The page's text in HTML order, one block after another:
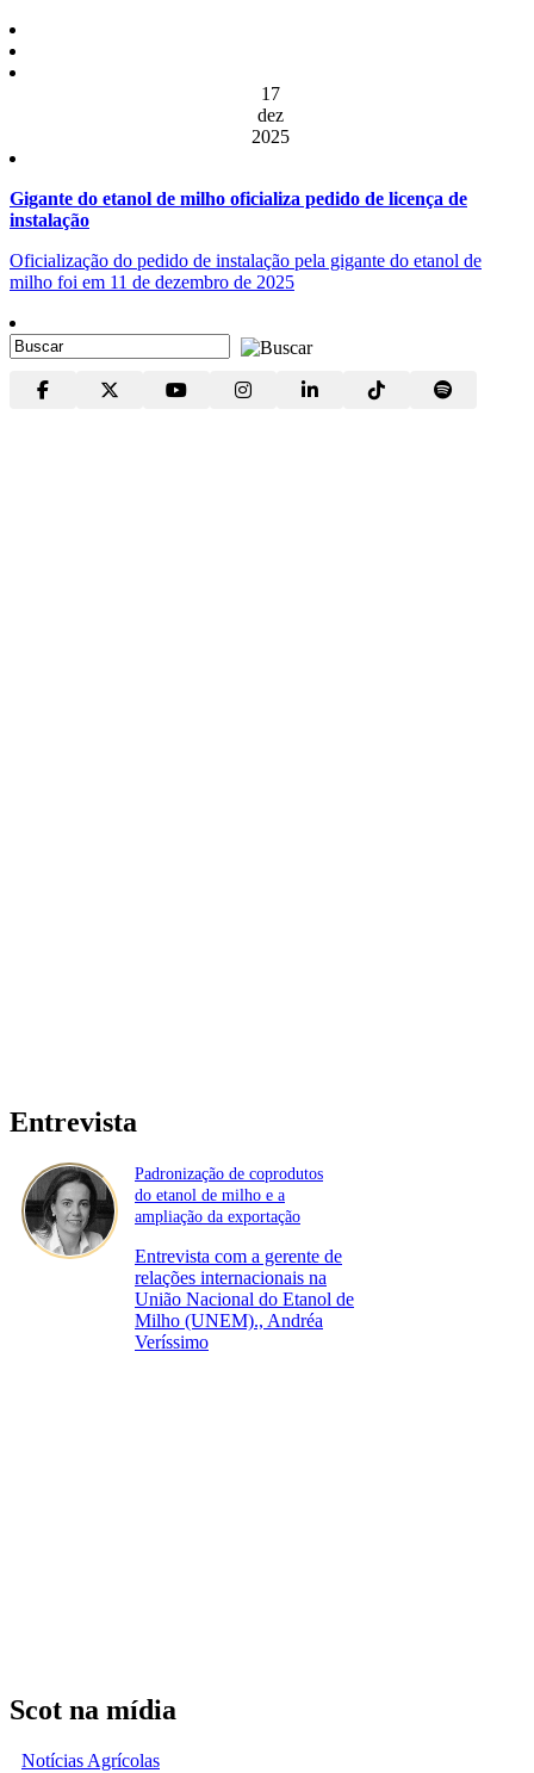
17
dez
2025
Gigante do etanol de milho oficializa pedido de licença de
instalação
Oficialização do pedido de instalação pela gigante do etanol de
milho foi em 11 de dezembro de 2025
Entrevista
Padronização de coprodutos
do etanol de milho e a
ampliação da exportação
Entrevista com a gerente de
relações internacionais na
União Nacional do Etanol de
Milho (UNEM)., Andréa
Veríssimo
Scot na mídia
Notícias Agrícolas